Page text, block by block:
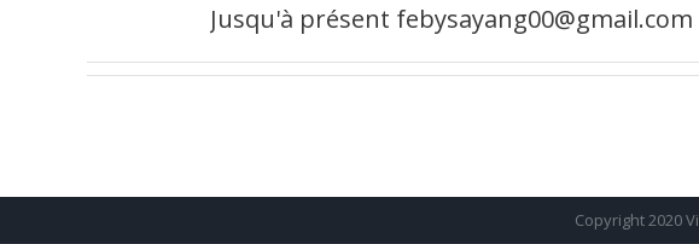
Jusqu'à présent
Copyright 2020